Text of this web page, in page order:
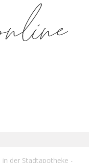
in der Stadtapotheke -